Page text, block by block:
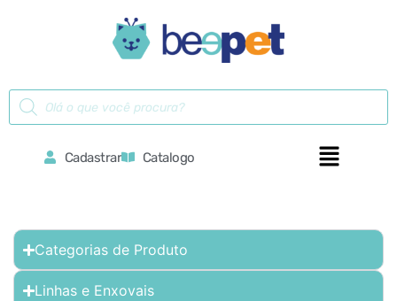
Cadastrar Catalogo
Categorias de Produto
Linhas e Enxovais